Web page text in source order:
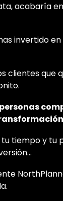
acabaría
invertido
clientes que
tu tiempo y tu